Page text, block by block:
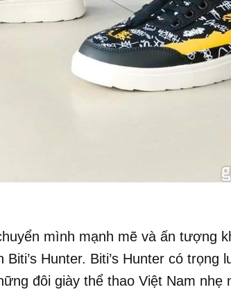
mình mạnh mẽ và ấn tượng
Hunter. Biti’s Hunter có trọng
đôi giày thể thao Việt Nam nhẹ